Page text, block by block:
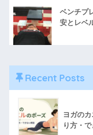
ベンチプ
安とレベ
Recent Posts
ヨガの
り方・